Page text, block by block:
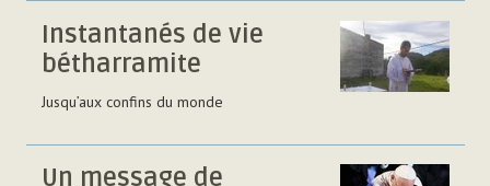
Instantanés de vie
bétharramite
Jusqu’aux confins du monde
Un message de